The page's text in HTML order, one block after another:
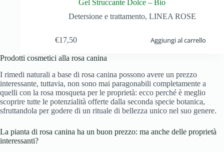
Gel Struccante Dolce – Bio
Detersione e trattamento, LINEA ROSE
€17,50 Aggiungi al carrello
Prodotti cosmetici alla rosa canina
I rimedi naturali a base di rosa canina possono avere un prezzo
interessante, tuttavia, non sono mai paragonabili completamente a
quelli con la rosa mosqueta per le proprietà: ecco perché è meglio
scoprire tutte le potenzialità offerte dalla seconda specie botanica,
sfruttandola per godere di un rituale di bellezza unico nel suo genere.
La pianta di rosa canina ha un buon prezzo: ma anche delle proprietà
interessanti?